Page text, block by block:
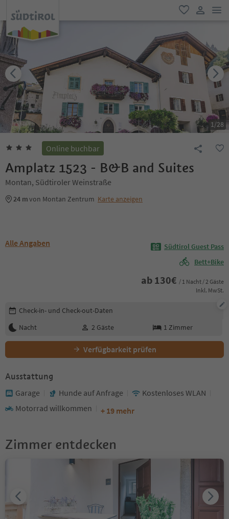
favorit
1/28
Online buchbar
Amplatz 1523 - B&B and Suites
Montan, Südtiroler Weinstraße
24 mvon Montan Zentrum Karte anzeigen
Alle Angaben
Südtirol Guest Pass
Bett+Bike
ab 130€ / 1 Nacht / 2 Gäste
Inkl. MwSt.
Buchungsdetails bearbeiten
Check-in- und Check-out-Daten
Nacht
2 Gäste 1 Zimmer
Verfügbarkeit prüfen
Ausstattung
Garage Hunde auf Anfrage
Kostenloses WLAN
Motorrad willkommen
+ 19 mehr
Zimmer entdecken